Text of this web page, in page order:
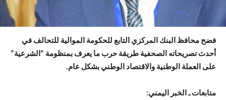
فضح محافظ البنك المركزي التابع للحكومة الموالية للتحالف في
أحدث تصريحاته الصحفية طريقة حرب ما يعرف بمنظومة “الشرعية”
على العملة الوطنية والاقتصاد الوطني بشكل عام.
متابعات ـ الخبر اليمني: